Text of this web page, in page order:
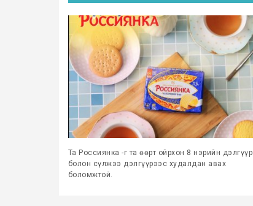
Та Россиянка -г та өөрт ойрхон 8 нэрийн дэлгүүр
болон сүлжээ дэлгүүрээс худалдан авах
боломжтой.